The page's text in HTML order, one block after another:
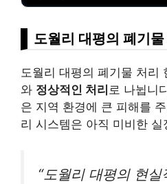
도월리 대평의 폐기
도월리 대평의 폐기물 처리
와 정상적인 처리 로 나뉩니
은 지역 환경에 큰 피해를
리 시스템은 아직 미비한 실
“도월리 대평의 현